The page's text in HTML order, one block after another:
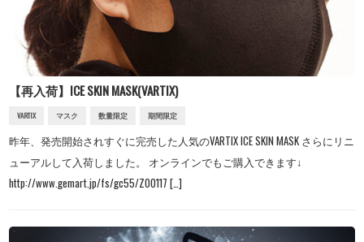
【再入荷】ICE SKIN MASK(VARTIX)
VARTIX マスク 数量限定 期間限定
昨年、発売開始されすぐに完売した人気のVARTIX ICE SKIN MASK さらにリニ
ューアルして入荷しました。 オンラインでもご購入できます↓
http://www.gemart.jp/fs/gc55/Z00117 […]